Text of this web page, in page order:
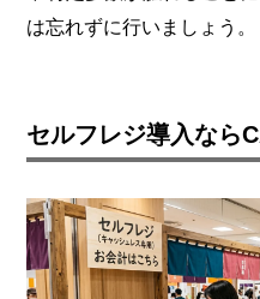
は忘れずに行いましょう。
セルフレジ導入なら